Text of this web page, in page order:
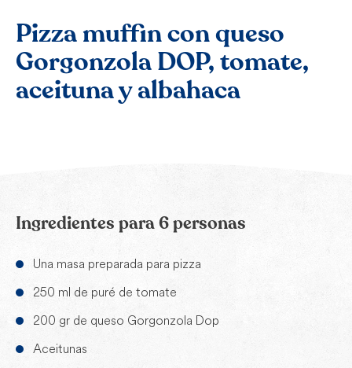
Pizza muffin con queso
Gorgonzola DOP, tomate,
aceituna y albahaca
Ingredientes para 6 personas
Una masa preparada para pizza
250 ml de puré de tomate
200 gr de queso Gorgonzola Dop
Aceitunas